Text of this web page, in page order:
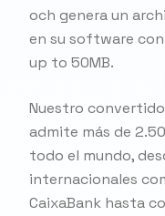
och genera un
en su software
up to 50MB.
Nuestro
admite más de
todo el mundo,
internacionales
CaixaBank hasta